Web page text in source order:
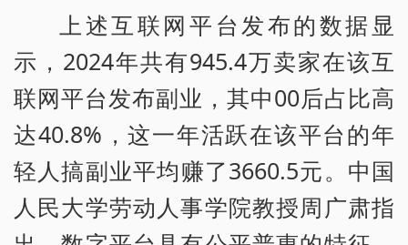
上述互联网平台发布的数据显
示，2024年共有945.4万卖家在该互
联网平台发布副业，其中00后占比高
达40.8%，这一年活跃在该平台的年
轻人搞副业平均赚了3660.5元。中国
人民大学劳动人事学院教授周广肃指